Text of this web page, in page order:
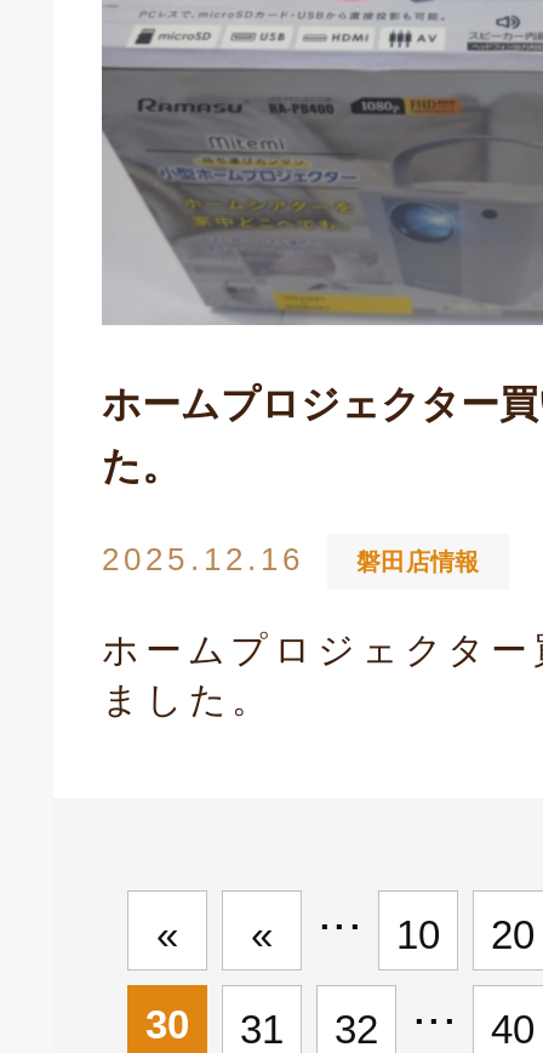
ホームプロジェクター
た。
2025.12.16 磐田店情報
ホームプロジェクタ
ました。
« « ... 10
20
30
31 32 ... 40